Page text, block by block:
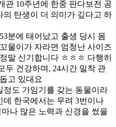
관 10주년에 한중 판다보전 공
의 탄생이 더 의미가 깊다고 하
분에 태어났고 출생 당시 몸
물이가 자라면 엄청난 사이즈
말 신기합니다 ㅎㅎㅎ 다행히
두 건강하며, 24시간 밀착 관
고 있대요
정도 가임기를 갖는 동물이라
한국에서는 무려 3번이나
나 많은 노력과 신경을 썼을